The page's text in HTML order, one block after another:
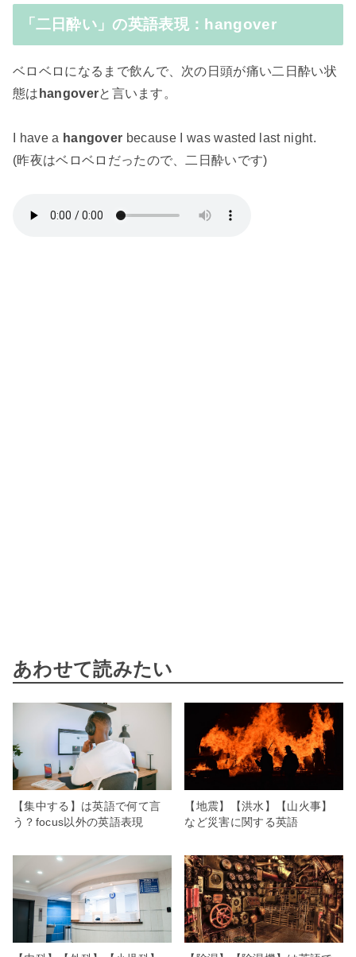
「二日酔い」の英語表現：hangover
ベロベロになるまで飲んで、次の日頭が痛い二日酔い状
態は hangoverと言います。
I have a hangover because I was wasted last night.
(昨夜はベロベロだったので、二日酔いです)
あわせて読みたい
【集中する】は英語で何て言
う？focus以外の英語表現
【地震】【洪水】【山火事】
など災害に関する英語